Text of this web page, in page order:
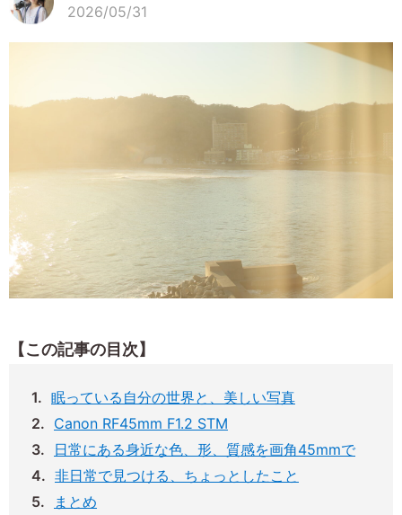
2026/05/31
【この記事の目次】
眠っている自分の世界と、美しい写真
Canon RF45mm F1.2 STM
日常にある身近な色、形、質感を画角45mmで
非日常で見つける、ちょっとしたこと
まとめ